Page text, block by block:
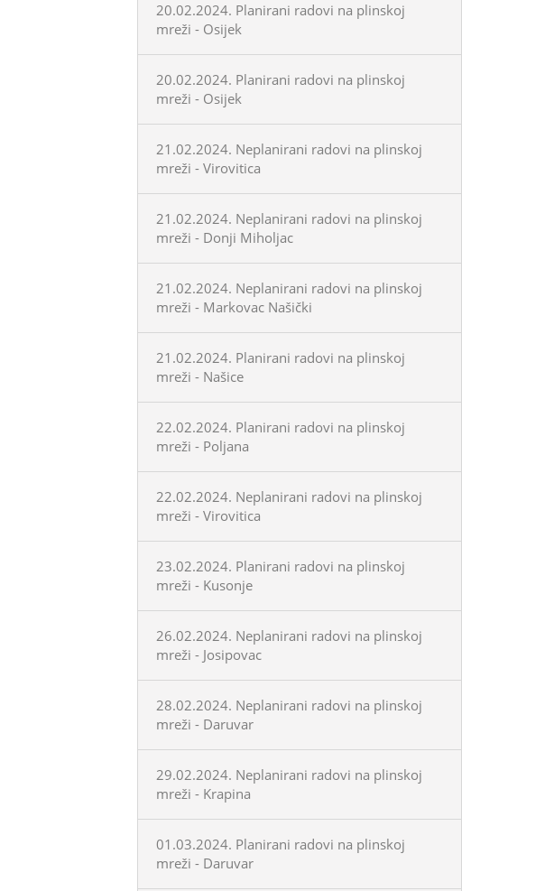
20.02.2024. Planirani radovi na plinskoj
mreži - Osijek
20.02.2024. Planirani radovi na plinskoj
mreži - Osijek
21.02.2024. Neplanirani radovi na plinskoj
mreži - Virovitica
21.02.2024. Neplanirani radovi na plinskoj
mreži - Donji Miholjac
21.02.2024. Neplanirani radovi na plinskoj
mreži - Markovac Našički
21.02.2024. Planirani radovi na plinskoj
mreži - Našice
22.02.2024. Planirani radovi na plinskoj
mreži - Poljana
22.02.2024. Neplanirani radovi na plinskoj
mreži - Virovitica
23.02.2024. Planirani radovi na plinskoj
mreži - Kusonje
26.02.2024. Neplanirani radovi na plinskoj
mreži - Josipovac
28.02.2024. Neplanirani radovi na plinskoj
mreži - Daruvar
29.02.2024. Neplanirani radovi na plinskoj
mreži - Krapina
01.03.2024. Planirani radovi na plinskoj
mreži - Daruvar